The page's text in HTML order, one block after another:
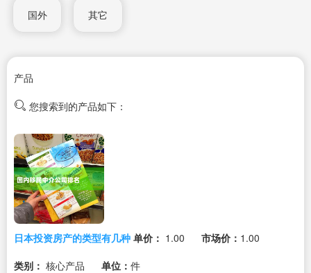
国外 其它
产品
您搜索到的产品如下：
日本投资房产的类型有几种 单价： 1.00 市场价： 1.00
类别： 核心产品 单位： 件